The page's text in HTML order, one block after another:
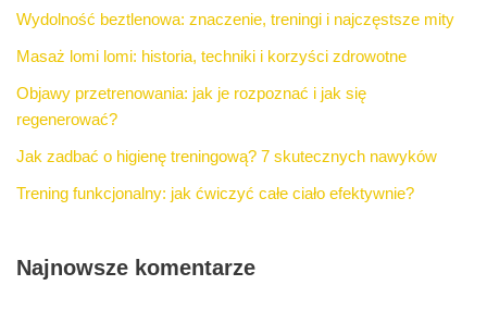
Wydolność beztlenowa: znaczenie, treningi i najczęstsze mity
Masaż lomi lomi: historia, techniki i korzyści zdrowotne
Objawy przetrenowania: jak je rozpoznać i jak się
regenerować?
Jak zadbać o higienę treningową? 7 skutecznych nawyków
Trening funkcjonalny: jak ćwiczyć całe ciało efektywnie?
Najnowsze komentarze